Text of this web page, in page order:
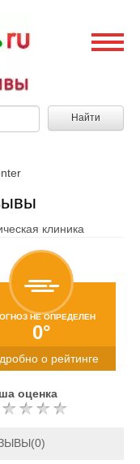
Найти
клиника
НЕ ОПРЕДЕЛЕН
0°
о рейтинге
оценка